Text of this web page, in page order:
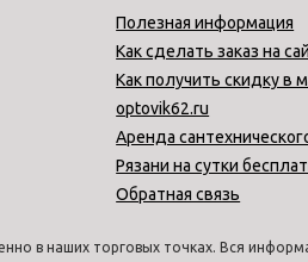
Полезная информация
Как сделать заказ на
Как получить скидку в
optovik62.ru
Аренда
Рязани на сутки
Обратная связь
в наших торговых точках. Вся